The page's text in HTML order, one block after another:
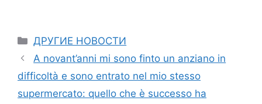
Categories
ДРУГИЕ НОВОСТИ
A novant’anni mi sono finto un anziano in
difficoltà e sono entrato nel mio stesso
supermercato: quello che è successo ha